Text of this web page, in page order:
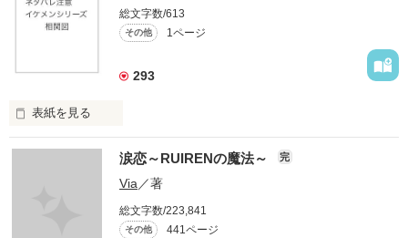
総文字数/613
その他 1ページ
293
表紙を見る
イケメンシリーズ相関図
第一弾から第十弾
作品を読むのに役立てばと思います
涙恋～RUIRENの魔法～ 完
Via ／著
総文字数/223,841
その他 441ページ